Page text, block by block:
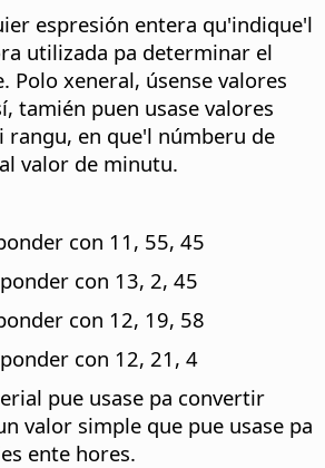
espresión entera qu'indique'l
utilizada pa determinar el
Polo xeneral, úsense valores
tamién puen usase valores
rangu, en que'l númberu de
valor de minutu.
con 11, 55, 45
con 13, 2, 45
con 12, 19, 58
con 12, 21, 4
pue usase pa convertir
valor simple que pue usase pa
ente hores.